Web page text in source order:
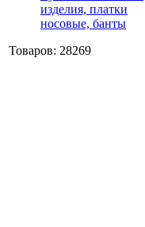
изделия, платки
носовые, банты
Товаров: 28269